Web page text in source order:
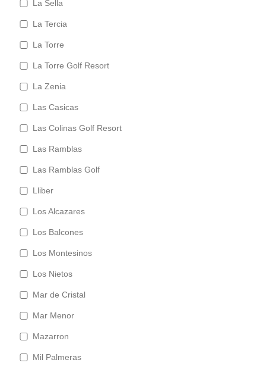
La Sella
La Tercia
La Torre
La Torre Golf Resort
La Zenia
Las Casicas
Las Colinas Golf Resort
Las Ramblas
Las Ramblas Golf
Lliber
Los Alcazares
Los Balcones
Los Montesinos
Los Nietos
Mar de Cristal
Mar Menor
Mazarron
Mil Palmeras